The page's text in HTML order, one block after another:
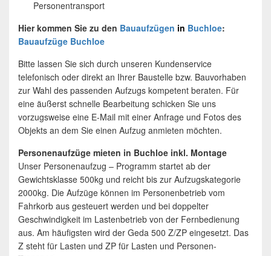
Personentransport
Hier kommen Sie zu den Bauaufzügen in Buchloe:
Bauaufzüge Buchloe
Bitte lassen Sie sich durch unseren Kundenservice
telefonisch oder direkt an Ihrer Baustelle bzw. Bauvorhaben
zur Wahl des passenden Aufzugs kompetent beraten. Für
eine äußerst schnelle Bearbeitung schicken Sie uns
vorzugsweise eine E-Mail mit einer Anfrage und Fotos des
Objekts an dem Sie einen Aufzug anmieten möchten.
Personenaufzüge mieten in Buchloe inkl. Montage
Unser Personenaufzug – Programm startet ab der
Gewichtsklasse 500kg und reicht bis zur Aufzugskategorie
2000kg. Die Aufzüge können im Personenbetrieb vom
Fahrkorb aus gesteuert werden und bei doppelter
Geschwindigkeit im Lastenbetrieb von der Fernbedienung
aus. Am häufigsten wird der Geda 500 Z/ZP eingesetzt. Das
Z steht für Lasten und ZP für Lasten und Personen-